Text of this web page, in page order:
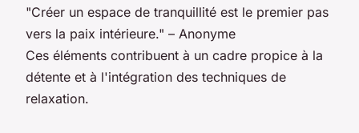
"Créer un espace de tranquillité est le premier pas
vers la paix intérieure." – Anonyme
Ces éléments contribuent à un cadre propice à la
détente et à l'intégration des techniques de
relaxation.